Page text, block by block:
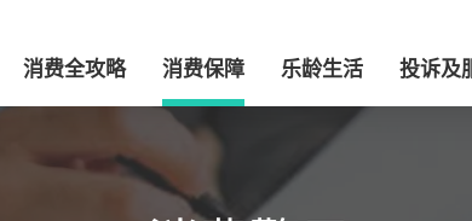
消费全攻略 消费保障 乐龄生活 投诉及